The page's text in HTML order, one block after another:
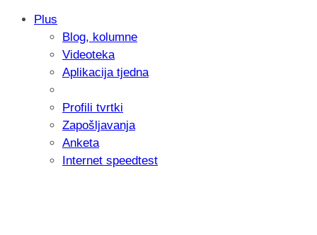
Sony predstavlja objektiv FE 100-
654 grama
Plus
Blog, kolumne
Videoteka
Aplikacija tjedna
Profili tvrtki
Zapošljavanja
Anketa
Internet speedtest